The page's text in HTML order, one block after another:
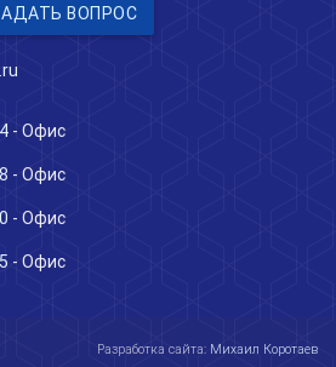
ВОПРОС
- Офис
- Офис
- Офис
- Офис
Разработка сайта: Михаил Коротаев